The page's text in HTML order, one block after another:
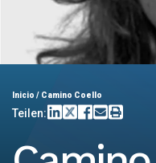
Inicio / Camino Coello
Teilen: